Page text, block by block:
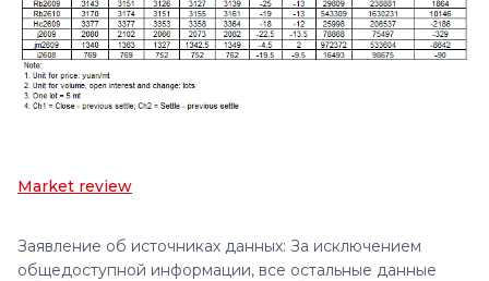
Market review
Заявление об источниках данных: За исключением
общедоступной информации, все остальные данные